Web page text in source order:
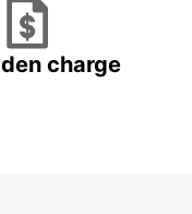
charge